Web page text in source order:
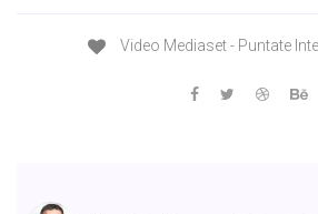
Video Mediaset - Puntate